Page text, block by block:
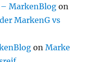
MarkenBlogon
MarkenG vs
onMarke